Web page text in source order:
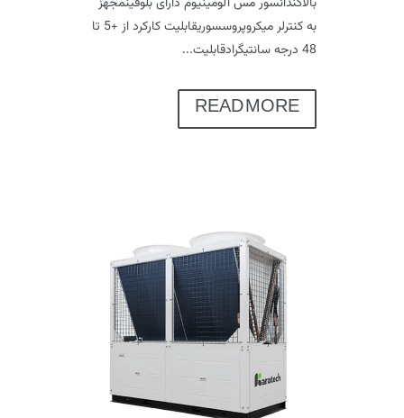
به کنترلر میکروپروسسوریقابلیت کارکرد از +5 تا
48 درجه سانتیگرادقابلیت...
READ MORE